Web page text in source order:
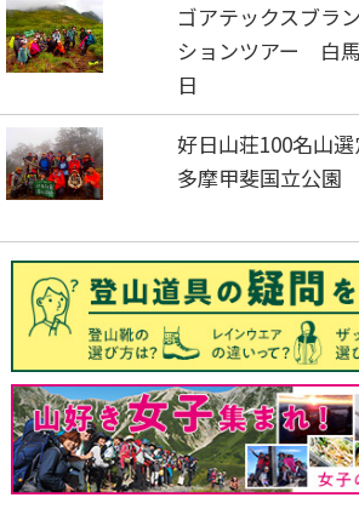
ゴアテックスブラ
ションツアー 白
日
好日山荘100名山
多摩甲斐国立公園